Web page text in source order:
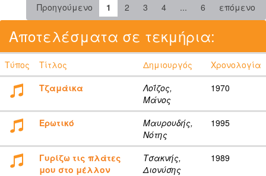
Προηγούμενο 1 2 3 4 ... 6 επόμενο
Αποτελέσματα σε τεκμήρια:
Τύπος Τίτλος Δημιουργός
Χρονολογία
Τζαμάικα
Λοΐζος,
Μάνος
1970
Ερωτικό
Μαυρουδής,
Νότης
1995
Γυρίζω τις πλάτες
μου στο μέλλον
Τσακνής,
Διονύσης
1989